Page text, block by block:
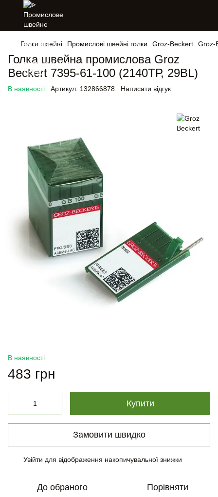
Голки швейні Промислові швейні голки Groz-Beckert Groz-
Голка швейна промислова Groz
Beckert 7395-61-100 (2140ТР, 29BL)
В наявності Артикул: 132866878 Написати відгук
В наявності
483 грн
Купити
Замовити швидко
Увійти для відображення накопичувальної знижки
До обраного Порівняти